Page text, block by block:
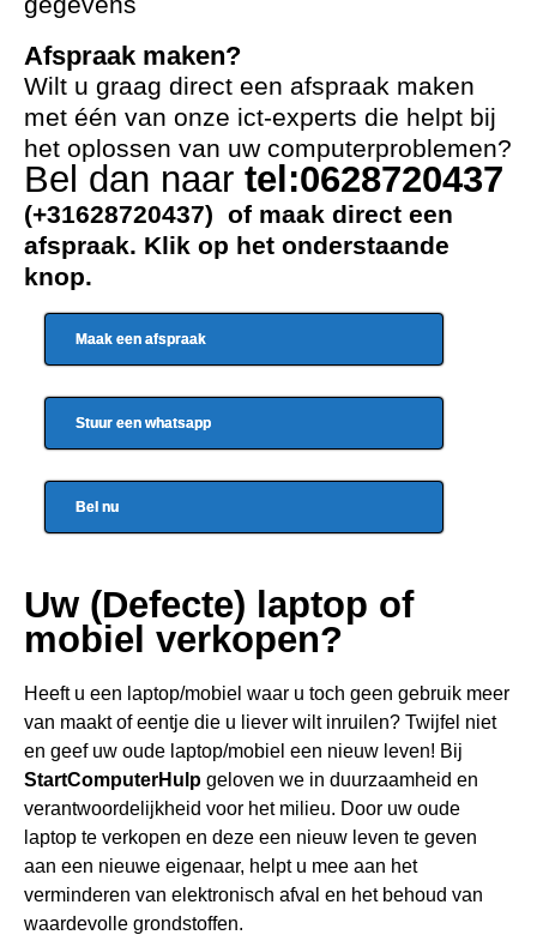
Afspraak maken?
Wilt u graag direct een afspraak maken
met één van onze ict-experts die helpt bij
het oplossen van uw computerproblemen?
Bel dan naar tel:0628720437
(+31628720437) of maak direct een
afspraak. Klik op het onderstaande
knop.
Maak een afspraak
Stuur een whatsapp
Bel nu
Uw (Defecte) laptop of
mobiel verkopen?
Heeft u een laptop/mobiel waar u toch geen gebruik meer
van maakt of eentje die u liever wilt inruilen? Twijfel niet
en geef uw oude laptop/mobiel een nieuw leven! Bij
StartComputerHulp geloven we in duurzaamheid en
verantwoordelijkheid voor het milieu. Door uw oude
laptop te verkopen en deze een nieuw leven te geven
aan een nieuwe eigenaar, helpt u mee aan het
verminderen van elektronisch afval en het behoud van
waardevolle grondstoffen.